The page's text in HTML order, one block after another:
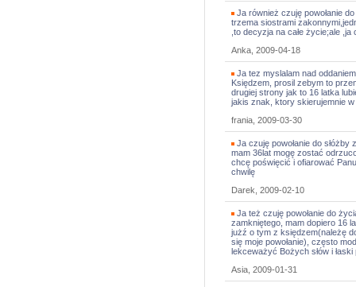
Ja również czuję powołanie
trzema siostrami
,to decyzja na całe życie;ale
Anka, 2009-04-18
Ja tez myslalam nad
Księdzem, prosil zebym to
drugiej strony jak to 16 latka
jakis znak, ktory skierujemnie
frania, 2009-03-30
Ja czuję powołanie do
mam 36lat mogę zostać
chcę poświęcić i ofiarować
chwilę
Darek, 2009-02-10
Ja też czuję powołanie do
zamkniętego, mam dopiero 16
jużź o tym z księdzem(należę
się moje powołanie), często
lekceważyć Bożych słów i łaski
Asia, 2009-01-31